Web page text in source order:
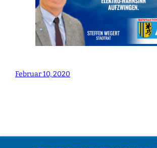
Februar 10, 2020